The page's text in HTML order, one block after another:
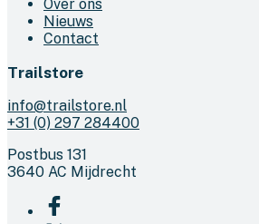
Over ons
Nieuws
Contact
Trailstore
info@trailstore.nl
+31 (0) 297 284400
Postbus 131
3640 AC Mijdrecht